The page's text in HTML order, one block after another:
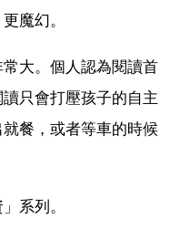
魔幻。
大。個人認為閱讀首
只會打壓孩子的自主
餐，或者等車的時候
系列。